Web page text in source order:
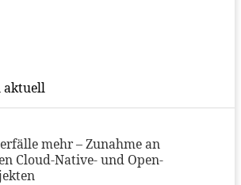
aktuell
mehr – Zunahme an
Cloud-Native- und Open-